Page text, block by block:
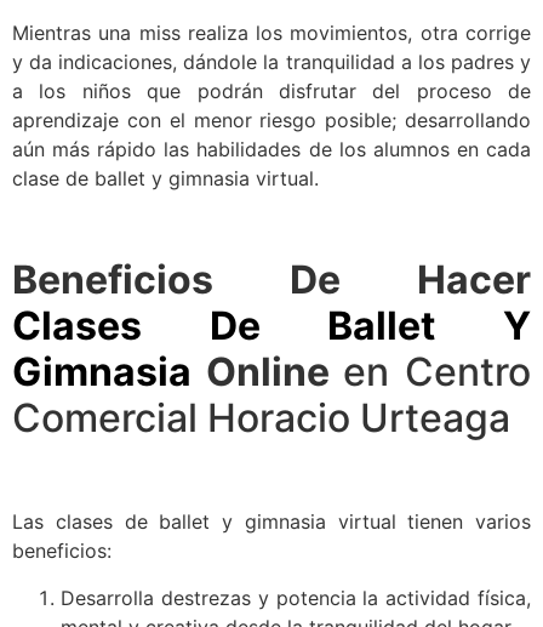
Mientras una miss realiza los movimientos, otra corrige
y da indicaciones, dándole la tranquilidad a los padres y
a los niños que podrán disfrutar del proceso de
aprendizaje con el menor riesgo posible; desarrollando
aún más rápido las habilidades de los alumnos en cada
clase de ballet y gimnasia virtual.
Beneficios De Hacer
Clases De Ballet Y
Gimnasia Online en Centro
Comercial Horacio Urteaga
Las clases de ballet y gimnasia virtual tienen varios
beneficios:
Desarrolla destrezas y potencia la actividad física,